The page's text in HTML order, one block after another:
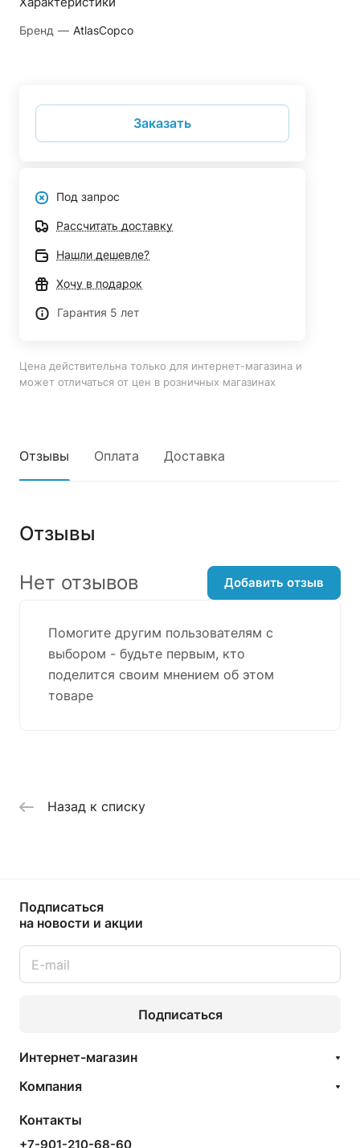
Бренд — AtlasCopco
Заказать
Под запрос
Рассчитать доставку
Нашли дешевле?
Хочу в подарок
Гарантия 5 лет
Цена действительна только для интернет-магазина и
может отличаться от цен в розничных магазинах
Отзывы Оплата Доставка
Отзывы
Помогите другим пользователям с
выбором - будьте первым, кто
поделится своим мнением об этом
товаре
Нет отзывов Добавить отзыв
Назад к списку
Подписаться
на новости и акции
Подписаться
Интернет-магазин
Компания
Контакты
+7-901-210-68-60